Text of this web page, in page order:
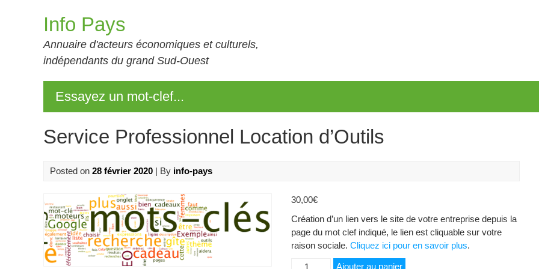
Info Pays
Annuaire d'acteurs économiques et culturels,
indépendants du grand Sud-Ouest
Essayez un mot-clef...
Service Professionnel Location d’Outils
Posted on 28 février 2020 | By info-pays
30,00€
Création d’un lien vers le site de votre entreprise depuis la
page du mot clef indiqué, le lien est cliquable sur votre
raison sociale. Cliquez ici pour en savoir plus.
quantité
Ajouter au panier